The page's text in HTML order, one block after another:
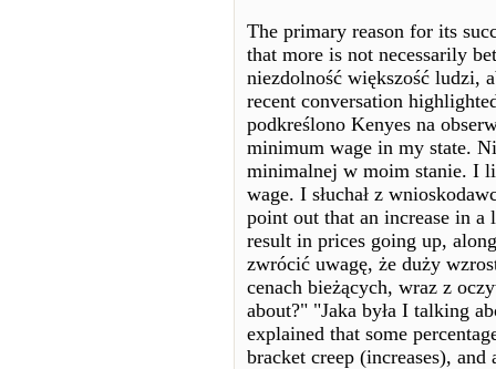
The primary reason for its
that more is not necessarily
niezdolność większość ludzi,
recent conversation
podkreślono Kenyes na
minimum wage in my state.
minimalnej w moim stanie. I
wage. I słuchał z
point out that an increase in
result in prices going up,
zwrócić uwagę, że duży
cenach bieżących, wraz z
about?" "Jaka była I talking
explained that some
bracket creep (increases),